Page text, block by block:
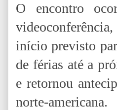
O encontro
início previsto
de férias até a
e retornou
norte-americana.